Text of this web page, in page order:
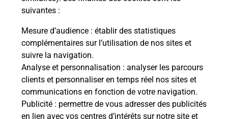
suivantes :
Mesure d’audience : établir des statistiques
complémentaires sur l’utilisation de nos sites et
suivre la navigation.
Analyse et personnalisation : analyser les parcours
clients et personnaliser en temps réel nos sites et
communications en fonction de votre navigation.
Publicité : permettre de vous adresser des publicités
en lien avec vos centres d’intérêts sur notre site et
Collecte du courrier aujourd'hui à 09h00
1 Carrefour Des Ecoles
35390 Saint Sulpice Des Landes
Itinéraire
Le lien s'ouvre dans un nouvel onglet